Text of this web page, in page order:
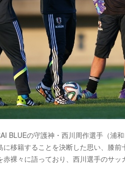
BLUEの守護神・西川周作選手（浦
移籍することを決断した思い、膝
裸々に語っており、西川選手のサ